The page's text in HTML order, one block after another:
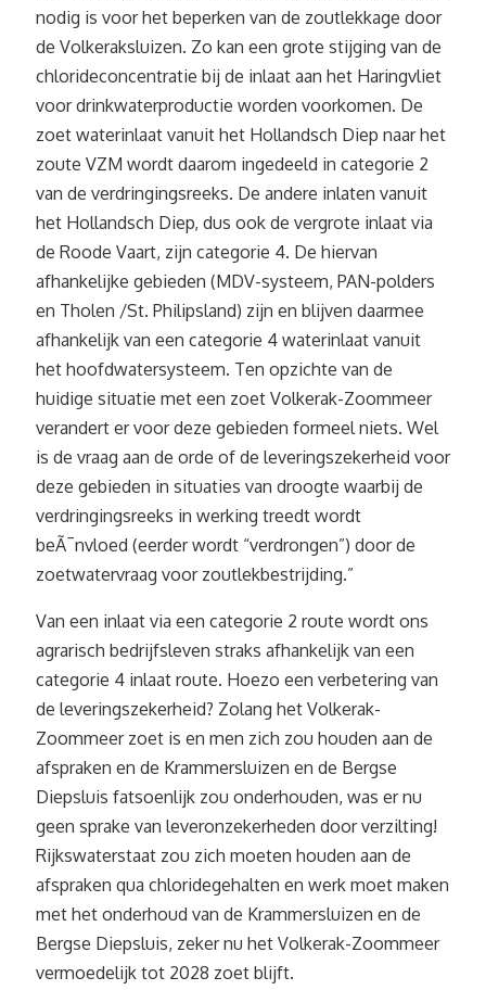
nodig is voor het beperken van de zoutlekkage door
de Volkeraksluizen. Zo kan een grote stijging van de
chlorideconcentratie bij de inlaat aan het Haringvliet
voor drinkwaterproductie worden voorkomen. De
zoet waterinlaat vanuit het Hollandsch Diep naar het
zoute VZM wordt daarom ingedeeld in categorie 2
van de verdringingsreeks. De andere inlaten vanuit
het Hollandsch Diep, dus ook de vergrote inlaat via
de Roode Vaart, zijn categorie 4. De hiervan
afhankelijke gebieden (MDV-systeem, PAN-polders
en Tholen /St. Philipsland) zijn en blijven daarmee
afhankelijk van een categorie 4 waterinlaat vanuit
het hoofdwatersysteem. Ten opzichte van de
huidige situatie met een zoet Volkerak-Zoommeer
verandert er voor deze gebieden formeel niets. Wel
is de vraag aan de orde of de leveringszekerheid voor
deze gebieden in situaties van droogte waarbij de
verdringingsreeks in werking treedt wordt
beÃ¯nvloed (eerder wordt “verdrongen”) door de
zoetwatervraag voor zoutlekbestrijding.”
Van een inlaat via een categorie 2 route wordt ons
agrarisch bedrijfsleven straks afhankelijk van een
categorie 4 inlaat route. Hoezo een verbetering van
de leveringszekerheid? Zolang het Volkerak-
Zoommeer zoet is en men zich zou houden aan de
afspraken en de Krammersluizen en de Bergse
Diepsluis fatsoenlijk zou onderhouden, was er nu
geen sprake van leveronzekerheden door verzilting!
Rijkswaterstaat zou zich moeten houden aan de
afspraken qua chloridegehalten en werk moet maken
met het onderhoud van de Krammersluizen en de
Bergse Diepsluis, zeker nu het Volkerak-Zoommeer
vermoedelijk tot 2028 zoet blijft.